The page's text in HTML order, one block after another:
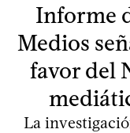
Informe
Medios
favor del
La